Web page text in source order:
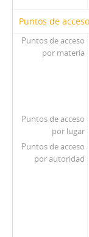
85 -
86 -
87 -
88
89
90
91
92 -
94 -
95
96
97
98
99
Puntos de acceso
Puntos de acceso
por materia
Puntos de acceso
por lugar
Puntos de acceso
por autoridad